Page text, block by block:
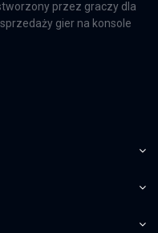
przez graczy dla
gier na konsole